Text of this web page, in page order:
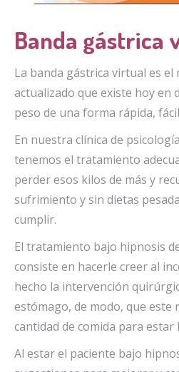
Banda gástrica
La banda gástrica virtual es el
actualizado que existe hoy en
peso de una forma rápida,
En nuestra clínica de
tenemos el tratamiento
perder esos kilos de más y
sufrimiento y sin dietas
cumplir.
El tratamiento bajo hipnosis
consiste en hacerle creer al
hecho la intervención
estómago, de modo, que este
cantidad de comida para estar
Al estar el paciente bajo